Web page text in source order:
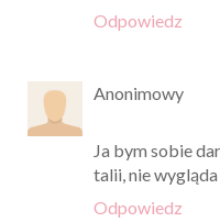
Odpowiedz
Anonimowy
Ja bym sobie
talii, nie
Odpowiedz